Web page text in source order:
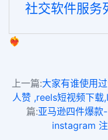
社交软件服
❤️‍🔥
上一篇:大家有谁使用
人赞 ,reels短视频下
篇:亚马逊四件爆
instagram